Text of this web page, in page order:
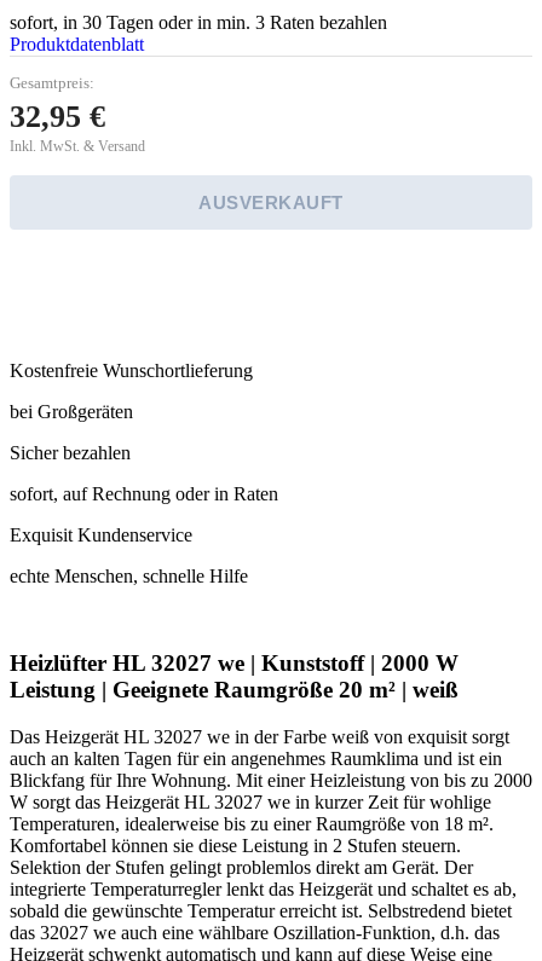
sofort, in 30 Tagen oder in min. 3 Raten bezahlen
Produktdatenblatt
Gesamtpreis:
32,95 €
Inkl. MwSt. & Versand
AUSVERKAUFT
Kostenfreie Wunschortlieferung
bei Großgeräten
Sicher bezahlen
sofort, auf Rechnung oder in Raten
Exquisit Kundenservice
echte Menschen, schnelle Hilfe
Heizlüfter HL 32027 we | Kunststoff | 2000 W
Leistung | Geeignete Raumgröße 20 m² | weiß
Das Heizgerät HL 32027 we in der Farbe weiß von exquisit sorgt
auch an kalten Tagen für ein angenehmes Raumklima und ist ein
Blickfang für Ihre Wohnung. Mit einer Heizleistung von bis zu 2000
W sorgt das Heizgerät HL 32027 we in kurzer Zeit für wohlige
Temperaturen, idealerweise bis zu einer Raumgröße von 18 m².
Komfortabel können sie diese Leistung in 2 Stufen steuern.
Selektion der Stufen gelingt problemlos direkt am Gerät. Der
integrierte Temperaturregler lenkt das Heizgerät und schaltet es ab,
sobald die gewünschte Temperatur erreicht ist. Selbstredend bietet
das 32027 we auch eine wählbare Oszillation-Funktion, d.h. das
Heizgerät schwenkt automatisch und kann auf diese Weise eine